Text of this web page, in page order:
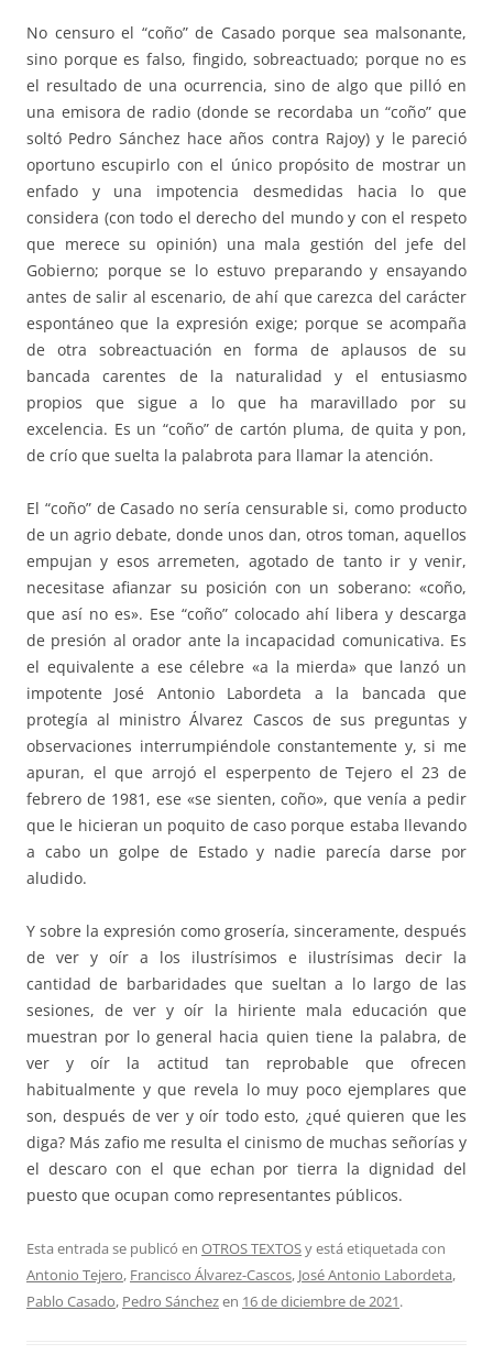
No censuro el “coño” de Casado porque sea malsonante,
sino porque es falso, fingido, sobreactuado; porque no es
el resultado de una ocurrencia, sino de algo que pilló en
una emisora de radio (donde se recordaba un “coño” que
soltó Pedro Sánchez hace años contra Rajoy) y le pareció
oportuno escupirlo con el único propósito de mostrar un
enfado y una impotencia desmedidas hacia lo que
considera (con todo el derecho del mundo y con el respeto
que merece su opinión) una mala gestión del jefe del
Gobierno; porque se lo estuvo preparando y ensayando
antes de salir al escenario, de ahí que carezca del carácter
espontáneo que la expresión exige; porque se acompaña
de otra sobreactuación en forma de aplausos de su
bancada carentes de la naturalidad y el entusiasmo
propios que sigue a lo que ha maravillado por su
excelencia. Es un “coño” de cartón pluma, de quita y pon,
de crío que suelta la palabrota para llamar la atención.
El “coño” de Casado no sería censurable si, como producto
de un agrio debate, donde unos dan, otros toman, aquellos
empujan y esos arremeten, agotado de tanto ir y venir,
necesitase afianzar su posición con un soberano: «coño,
que así no es». Ese “coño” colocado ahí libera y descarga
de presión al orador ante la incapacidad comunicativa. Es
el equivalente a ese célebre «a la mierda» que lanzó un
impotente José Antonio Labordeta a la bancada que
protegía al ministro Álvarez Cascos de sus preguntas y
observaciones interrumpiéndole constantemente y, si me
apuran, el que arrojó el esperpento de Tejero el 23 de
febrero de 1981, ese «se sienten, coño», que venía a pedir
que le hicieran un poquito de caso porque estaba llevando
a cabo un golpe de Estado y nadie parecía darse por
aludido.
Y sobre la expresión como grosería, sinceramente, después
de ver y oír a los ilustrísimos e ilustrísimas decir la
cantidad de barbaridades que sueltan a lo largo de las
sesiones, de ver y oír la hiriente mala educación que
muestran por lo general hacia quien tiene la palabra, de
ver y oír la actitud tan reprobable que ofrecen
habitualmente y que revela lo muy poco ejemplares que
son, después de ver y oír todo esto, ¿qué quieren que les
diga? Más zafio me resulta el cinismo de muchas señorías y
el descaro con el que echan por tierra la dignidad del
puesto que ocupan como representantes públicos.
Esta entrada se publicó en OTROS TEXTOSy está etiquetada con
Antonio Tejero, Francisco Álvarez-Cascos, José Antonio Labordeta,
Pablo Casado, Pedro Sánchezen 16 de diciembre de 2021.